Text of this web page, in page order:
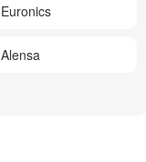
Euronics
Alensa